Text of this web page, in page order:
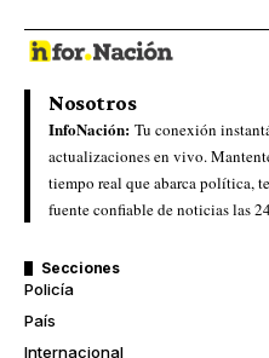
Nosotros
InfoNación: Tu conexión
actualizaciones en vivo.
tiempo real que abarca política,
fuente confiable de noticias las
Secciones
Policía
País
Internacional